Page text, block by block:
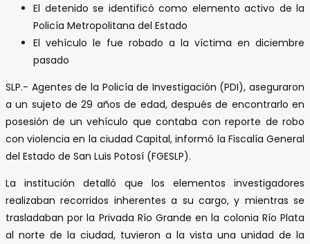
El detenido se identificó como elemento activo de la
Policía Metropolitana del Estado
El vehículo le fue robado a la víctima en diciembre
pasado
SLP.- Agentes de la Policía de Investigación (PDI), aseguraron
a un sujeto de 29 años de edad, después de encontrarlo en
posesión de un vehículo que contaba con reporte de robo
con violencia en la ciudad Capital, informó la Fiscalía General
del Estado de San Luis Potosí (FGESLP).
La institución detalló que los elementos investigadores
realizaban recorridos inherentes a su cargo, y mientras se
trasladaban por la Privada Río Grande en la colonia Río Plata
al norte de la ciudad, tuvieron a la vista una unidad de la